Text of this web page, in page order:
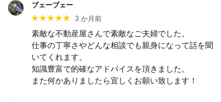
ブェーブェー
3 か月前
素敵な不動産屋さんで素敵なご夫婦でした。
仕事の丁寧さやどんな相談でも親身になって話を聞
いてくれます。
知識豊富で的確なアドバイスを頂きました。
また何かありましたら宜しくお願い致します！